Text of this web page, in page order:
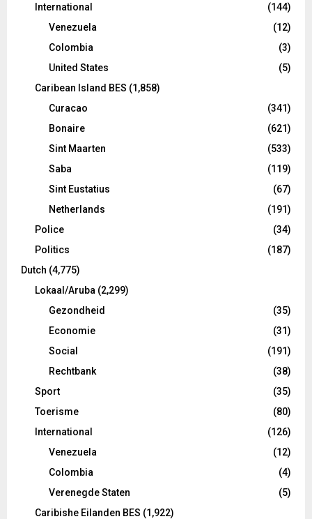
International
(144)
Venezuela
(12)
Colombia
(3)
United States
(5)
Caribean Island BES (1,858)
Curacao
(341)
Bonaire
(621)
Sint Maarten
(533)
Saba
(119)
Sint Eustatius
(67)
Netherlands
(191)
Police
(34)
Politics
(187)
Dutch (4,775)
Lokaal/Aruba (2,299)
Gezondheid
(35)
Economie
(31)
Social
(191)
Rechtbank
(38)
Sport
(35)
Toerisme
(80)
International
(126)
Venezuela
(12)
Colombia
(4)
Verenegde Staten
(5)
Caribishe Eilanden BES (1,922)